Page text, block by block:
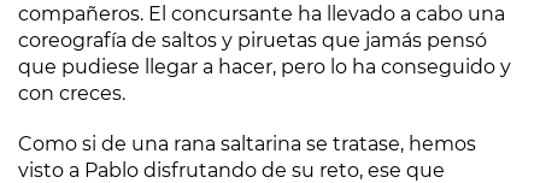
compañeros. El concursante ha llevado a cabo una
coreografía de saltos y piruetas que jamás pensó
que pudiese llegar a hacer, pero lo ha conseguido y
con creces.
Como si de una rana saltarina se tratase, hemos
visto a Pablo disfrutando de su reto, ese que